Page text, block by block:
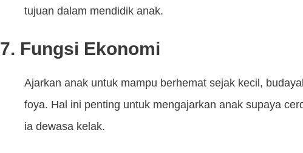
tujuan dalam mendidik anak.
7. Fungsi Ekonomi
Ajarkan anak untuk mampu berhemat sejak kecil,
foya. Hal ini penting untuk mengajarkan anak supaya
ia dewasa kelak.